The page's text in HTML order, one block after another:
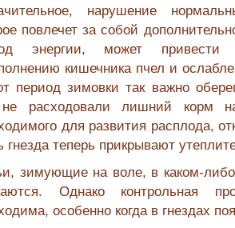
нарушение
повлечет за собой
энергии, может привести
кишечника пчел и
период зимовки так важно
расходовали лишний корм
для развития расплода,
гнезда теперь прикрывают
зимующие на воле, в каком-
Однако контрольная
особенно когда в гнездах